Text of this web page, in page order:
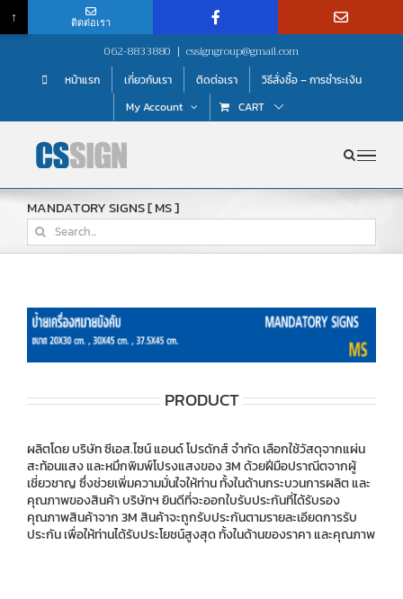
content
062-8833880 | cssigngroup@gmail.com
หน้าแรก เกี่ยวกับเรา ติดต่อเรา
วิธีสั่งซื้อ – การชำระเงิน
My Account
CART
MANDATORY SIGNS [ MS ]
Search
for:
PRODUCT
ผลิตโดย บริษัท ซีเอส.ไซน์ แอนด์ โปรดักส์ จำกัด เลือกใช้วัสดุจากแผ่น
สะท้อนแสง และหมึกพิมพ์โปรงแสงของ 3M ด้วยฝีมือปราณีตจากผู้
เชี่ยวชาญ ซึ่งช่วยเพิ่มความมั่นใจให้ท่าน ทั้งในด้านกระบวนการผลิต และ
คุณภาพของสินค้า บริษัทฯ ยินดีที่จะออกใบรับประกันที่ได้รับรอง
คุณภาพสินค้าจาก 3M สินค้าจะถูกรับประกันตามรายละเอียดการรับ
ประกัน เพื่อให้ท่านได้รับประโยชน์สูงสุด ทั้งในด้านของราคา และคุณภาพ
↑ ติดต่อเรา